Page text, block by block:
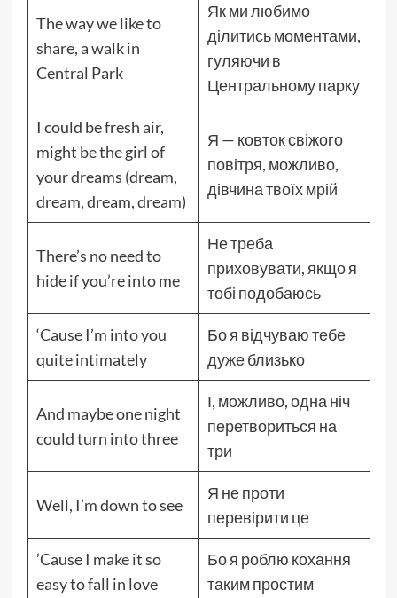
The way we like to
share, a walk in
Central Park
Як ми любимо
ділитись моментами,
гуляючи в
Центральному парку
I could be fresh air,
might be the girl of
your dreams (dream,
dream, dream, dream)
Я — ковток свіжого
повітря, можливо,
дівчина твоїх мрій
There’s no need to
hide if you’re into me
Не треба
приховувати, якщо я
тобі подобаюсь
‘Cause I’m into you
quite intimately
Бо я відчуваю тебе
дуже близько
And maybe one night
could turn into three
І, можливо, одна ніч
перетвориться на
три
Well, I’m down to see
Я не проти
перевірити це
’Cause I make it so
easy to fall in love
Бо я роблю кохання
таким простим